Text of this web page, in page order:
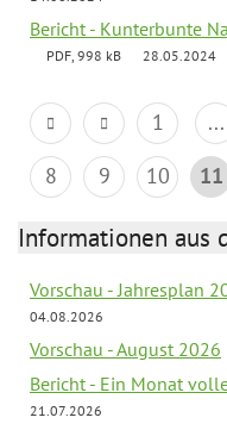
Bericht - Kunterbunte
PDF, 998 kB 28.05.2024
1 ...
8
9 10 11
Informationen aus
Vorschau - Jahresplan
04.08.2026
Vorschau - August 2026
Bericht - Ein Monat
21.07.2026